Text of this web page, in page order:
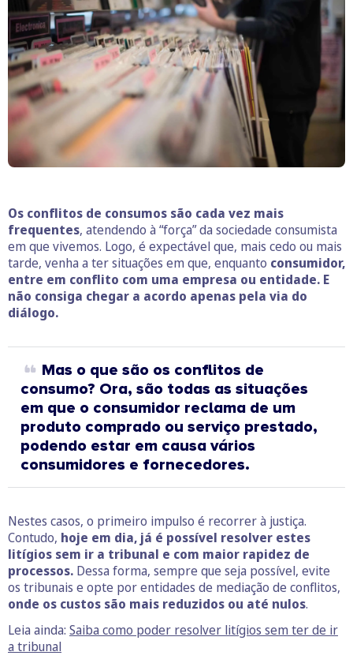
Os conflitos de consumos são cada vez mais
frequentes, atendendo à “força” da sociedade consumista
em que vivemos. Logo, é expectável que, mais cedo ou mais
tarde, venha a ter situações em que, enquanto consumidor,
entre em conflito com uma empresa ou entidade. E
não consiga chegar a acordo apenas pela via do
diálogo.
Mas o que são os conflitos de
consumo? Ora, são todas as situações
em que o consumidor reclama de um
produto comprado ou serviço prestado,
podendo estar em causa vários
consumidores e fornecedores.
Nestes casos, o primeiro impulso é recorrer à justiça.
Contudo, hoje em dia, já é possível resolver estes
litígios sem ir a tribunal e com maior rapidez de
processos. Dessa forma, sempre que seja possível, evite
os tribunais e opte por entidades de mediação de conflitos,
onde os custos são mais reduzidos ou até nulos.
Leia ainda: Saiba como poder resolver litígios sem ter de ir
a tribunal